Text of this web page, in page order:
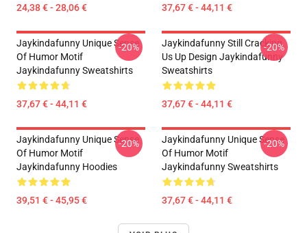
24,38 € - 28,06 € 37,67 € - 44,11 €
Jaykindafunny Unique Sense
Of Humor Motif
Jaykindafunny Sweatshirts
37,67 € - 44,11 €
-20%
Jaykindafunny Still Cracking
Us Up Design Jaykindafunny
Sweatshirts
37,67 € - 44,11 €
-20%
Jaykindafunny Unique Sense
Of Humor Motif
Jaykindafunny Hoodies
39,51 € - 45,95 €
-20%
Jaykindafunny Unique Sense
Of Humor Motif
Jaykindafunny Sweatshirts
37,67 € - 44,11 €
-20%